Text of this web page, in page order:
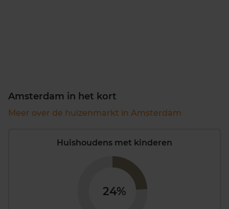
Amsterdam in het kort
Meer over de huizenmarkt in Amsterdam
Huishoudens met kinderen
24%